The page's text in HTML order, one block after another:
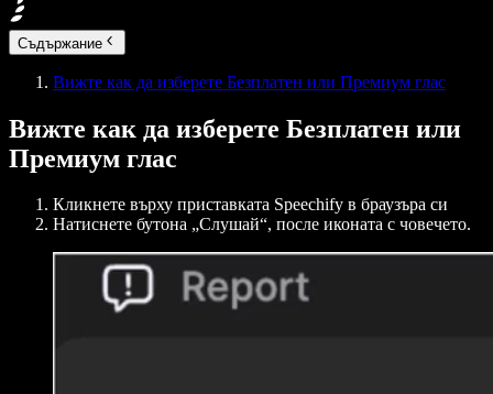
Съдържание
Вижте как да изберете Безплатен или Премиум глас
Вижте как да изберете Безплатен или
Премиум глас
Кликнете върху приставката Speechify в браузъра си
Натиснете бутона „Слушай“, после иконата с човечето.